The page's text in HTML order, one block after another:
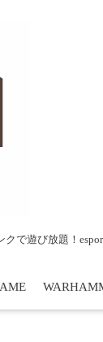
で遊び放題！